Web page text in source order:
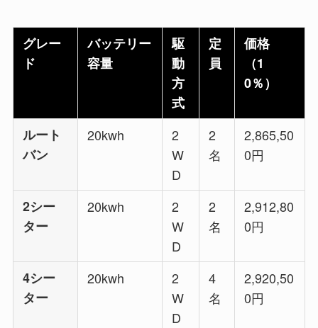
グレー
ド
バッテリー
容量
駆
動
方
式
定
員
価格
（1
0％）
ルート
バン
20kwh
2
W
D
2
名
2,865,50
0円
2シー
ター
20kwh
2
W
D
2
名
2,912,80
0円
4シー
ター
20kwh
2
W
D
4
名
2,920,50
0円